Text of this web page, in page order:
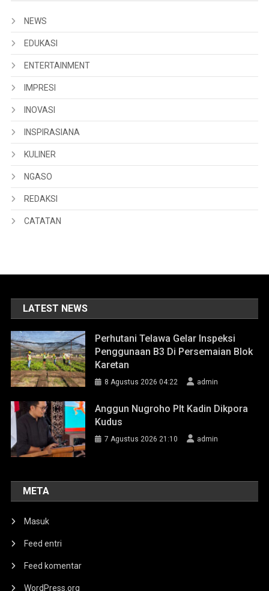
NEWS
EDUKASI
ENTERTAINMENT
IMPRESI
INOVASI
INSPIRASIANA
KULINER
NGASO
REDAKSI
CATATAN
LATEST NEWS
Perhutani Telawa Gelar Inspeksi
Penggunaan B3 Di Persemaian Blok
Karetan
8 Agustus 2026 04:22 admin
Anggun Nugroho Plt Kadin Dikpora
Kudus
7 Agustus 2026 21:10 admin
META
Masuk
Feed entri
Feed komentar
WordPress.org